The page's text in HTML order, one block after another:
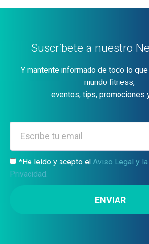
Suscríbete a nuestro
Y mantente informado de todo lo
mundo fitness,
eventos, tips, promociones
*He leído y acepto el Aviso Legal y
Privacidad.
ENVIAR